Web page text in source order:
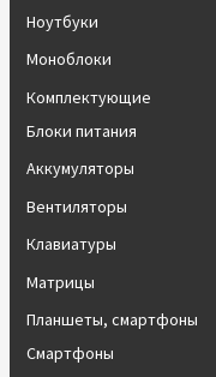
Ноутбуки
Моноблоки
Комплектующие
Блоки питания
Аккумуляторы
Вентиляторы
Клавиатуры
Матрицы
Планшеты, смартфоны
Смартфоны